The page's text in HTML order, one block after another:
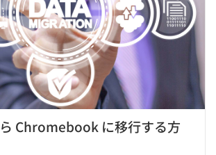
Chromebook に移行する方